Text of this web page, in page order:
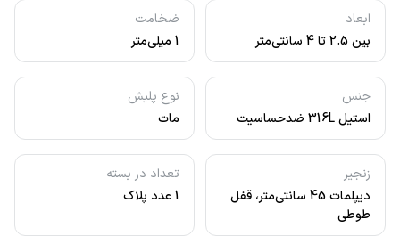
ابعاد
بین 2.5 تا 4 سانتی‌متر
ضخامت
1 میلی‌متر
جنس
استیل 316L ضدحساسیت
نوع پلیش
مات
زنجیر
دیپلمات 45 سانتی‌متر، قفل
طوطی
تعداد در بسته
1 عدد پلاک